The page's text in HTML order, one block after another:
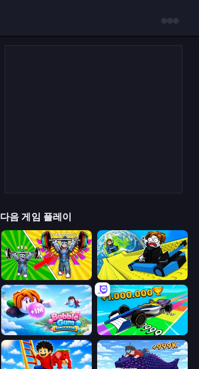
다음 게임 플레이
Obby: Gym Simulator, Escape Cart Ride Danger Mount
Bubble Gum Simulator Obby Car Challenge: Drive